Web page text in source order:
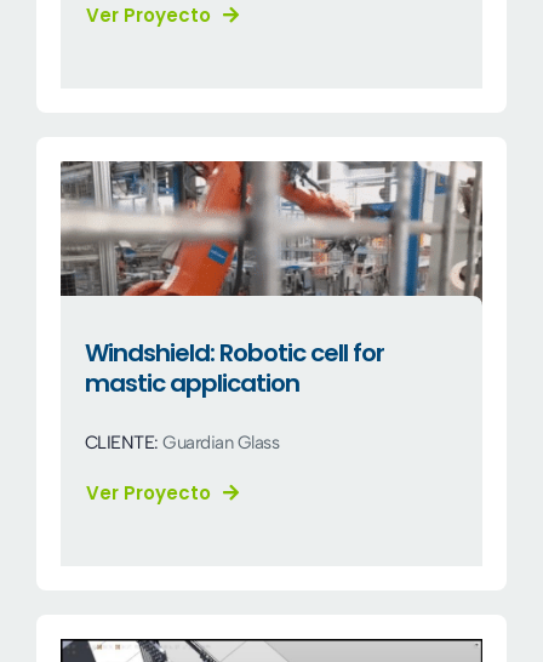
Ver Proyecto
Windshield: Robotic cell for
mastic application
CLIENTE:Guardian Glass
Ver Proyecto